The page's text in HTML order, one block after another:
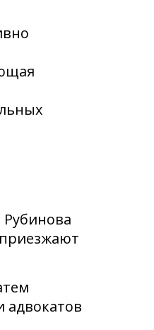
адвокатов